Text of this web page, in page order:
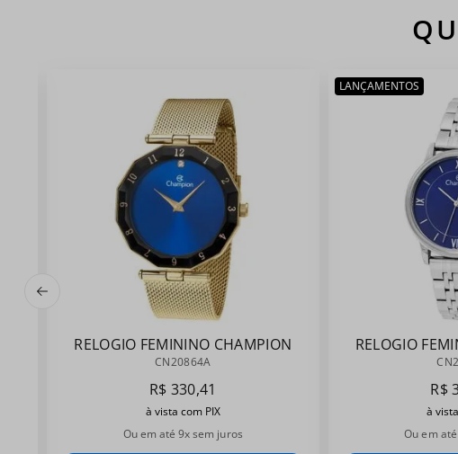
RELOGIO FEMININO CHAMPION
CN20864A
CN20864A
R$ 330,41
à vista com PIX
Ou em até9x sem juros
LANÇAMENTOS
RELOGIO
R$
à
Ou em até